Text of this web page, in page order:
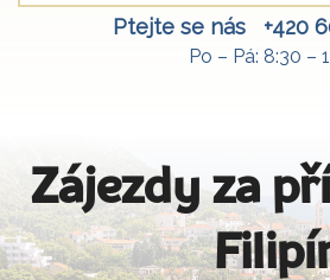
Ptejte se nás +420
Po – Pá: 8:30 –
Zájezdy za